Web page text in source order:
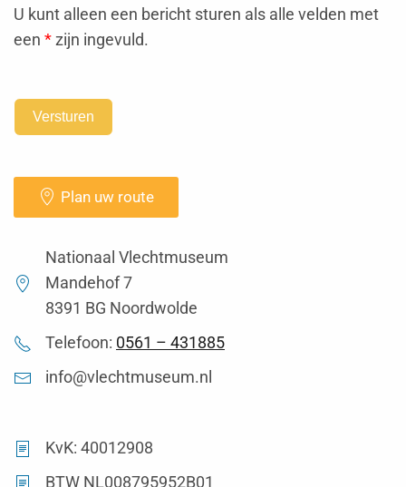
U kunt alleen een bericht sturen als alle velden met
een *zijn ingevuld.
Versturen
Plan uw route
Nationaal Vlechtmuseum
Mandehof 7
8391 BG Noordwolde
Telefoon: 0561 – 431885
info@vlechtmuseum.nl
KvK: 40012908
BTW NL008795952B01